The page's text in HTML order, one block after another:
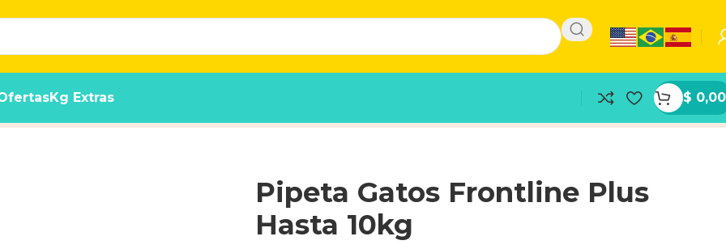
Kg Extras $ 0,00
Pipeta Gatos Frontline Plus
Hasta 10kg